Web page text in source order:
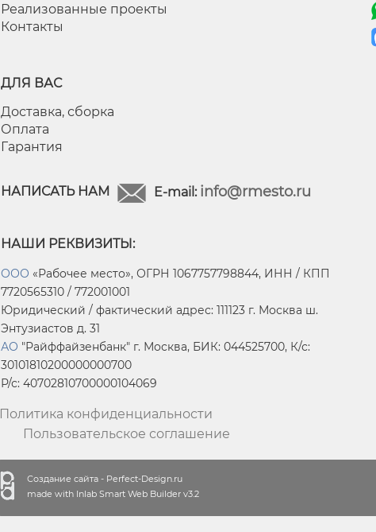
Реализованные проекты
Контакты
ДЛЯ ВАС
Доставка, сборка
Оплата
Гарантия
НАПИСАТЬ НАМ E-mail: info@rmesto.ru
НАШИ РЕКВИЗИТЫ:
ООО «Рабочее место», ОГРН 1067757798844, ИНН / КПП
7720565310 / 772001001
Юридический / фактический адрес: 111123 г. Москва ш.
Энтузиастов д. 31
АО "Райффайзенбанк" г. Москва, БИК: 044525700, К/с:
30101810200000000700
Р/с: 40702810700000104069
Политика конфиденциальности
Пользовательское соглашение
Создание сайта - Perfect-Design.ru
made with Inlab Smart Web Builder v3.2